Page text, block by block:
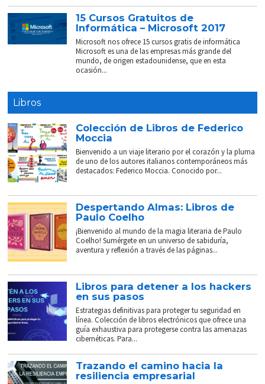
15 Cursos Gratuitos de
Informática – Microsoft 2017
Microsoft nos ofrece 15 cursos gratis de informática
Microsoft es una de las empresas más grande del
mundo, de origen estadounidense, que en esta
ocasión...
Libros
Colección de Libros de Federico
Moccia
Bienvenido a un viaje literario por el corazón y la pluma
de uno de los autores italianos contemporáneos más
destacados: Federico Moccia. Conocido por...
Despertando Almas: Libros de
Paulo Coelho
¡Bienvenido al mundo de la magia literaria de Paulo
Coelho! Sumérgete en un universo de sabiduría,
aventura y reflexión a través de las páginas...
Libros para detener a los hackers
en sus pasos
Estrategias definitivas para proteger tu seguridad en
línea. Colección de libros electrónicos que ofrece una
guía exhaustiva para protegerse contra las amenazas
cibernéticas. Para...
Trazando el camino hacia la
resiliencia empresarial